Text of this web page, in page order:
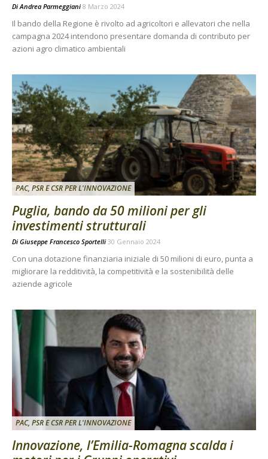
DiAndrea Parmeggiani 8 Marzo 2024
Il bando della Regione è rivolto ad agricoltori e allevatori che nella
campagna 2024 intendono presentare domanda di contributo per
azioni agro climatico ambientali
PAC, PSR E CSR PER L'INNOVAZIONE
Puglia, bando da 50 milioni per gli
investimenti strutturali
Di Giuseppe Francesco Sportelli 30 Gennaio 2024
Con una dotazione finanziaria iniziale di 50 milioni di euro, punta a
migliorare la redditività, la competitività e la sostenibilità delle
aziende agricole
PAC, PSR E CSR PER L'INNOVAZIONE
Innovazione, l’Emilia-Romagna scalda i